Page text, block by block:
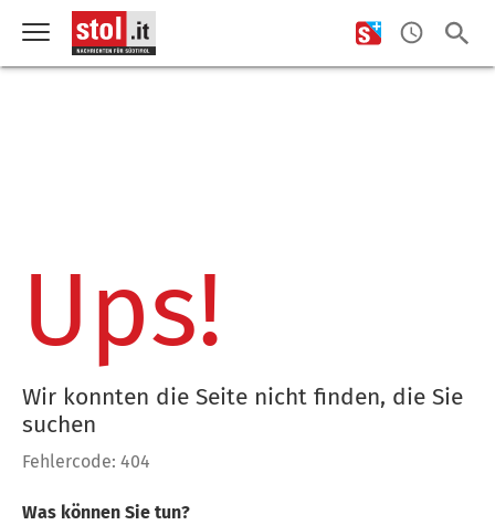
Ups!
Wir konnten die Seite nicht finden, die Sie
suchen
Fehlercode: 404
Was können Sie tun?